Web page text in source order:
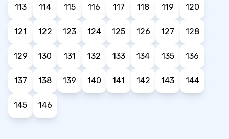
113 114 115 116 117 118 119 120
121 122 123 124 125 126 127 128
129 130 131 132 133 134 135 136
137 138 139 140 141 142 143 144
145 146